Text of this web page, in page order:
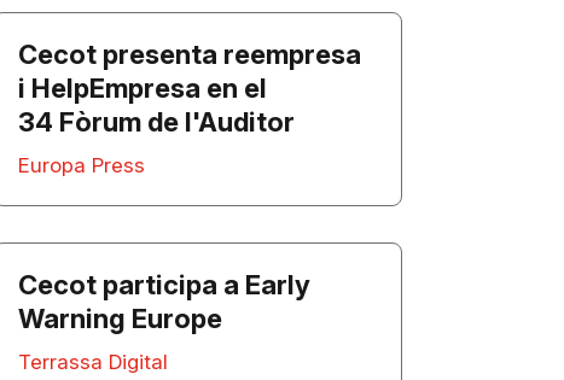
Cecot presenta reempresa
i HelpEmpresa en el
34 Fòrum de l'Auditor
Europa Press
Cecot participa a Early
Warning Europe
Terrassa Digital